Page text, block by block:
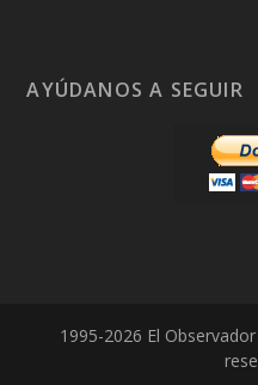
AYÚDANOS A SEGUIR
1995-2026 El